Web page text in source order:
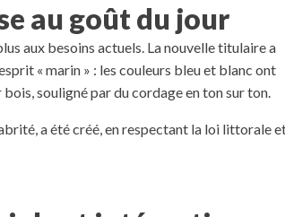
au goût du jour
aux besoins actuels. La nouvelle titulaire a
« marin » : les couleurs bleu et blanc ont
souligné par du cordage en ton sur ton.
a été créé, en respectant la loi littorale